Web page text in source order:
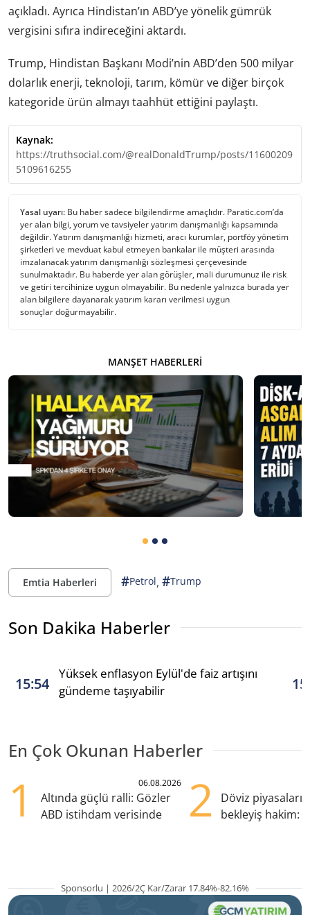
açıkladı. Ayrıca Hindistan’ın ABD’ye yönelik gümrük
vergisini sıfıra indireceğini aktardı.
Trump, Hindistan Başkanı Modi’nin ABD’den 500 milyar
dolarlık enerji, teknoloji, tarım, kömür ve diğer birçok
kategoride ürün almayı taahhüt ettiğini paylaştı.
Kaynak:
https://truthsocial.com/@realDonaldTrump/posts/11600209
5109616255
Yasal uyarı: Bu haber sadece bilgilendirme amaçlıdır. Paratic.com’da
yer alan bilgi, yorum ve tavsiyeler yatırım danışmanlığı kapsamında
değildir. Yatırım danışmanlığı hizmeti, aracı kurumlar, portföy yönetim
şirketleri ve mevduat kabul etmeyen bankalar ile müşteri arasında
imzalanacak yatırım danışmanlığı sözleşmesi çerçevesinde
sunulmaktadır. Bu haberde yer alan görüşler, mali durumunuz ile risk
ve getiri tercihinize uygun olmayabilir. Bu nedenle yalnızca burada yer
alan bilgilere dayanarak yatırım kararı verilmesi uygun
sonuçlar doğurmayabilir.
MANŞET HABERLERI
Emtia Haberleri #Petrol, #Trump
Son Dakika Haberler
15:54
Yüksek enflasyon Eylül'de faiz artışını
gündeme taşıyabilir
En Çok Okunan Haberler
1 06.08.2026
Altında güçlü ralli: Gözler
ABD istihdam verisinde
2
Döviz
bekleyiş hakim:
Sponsorlu | 2026/2Ç Kar/Zarar 17.84%-82.16%